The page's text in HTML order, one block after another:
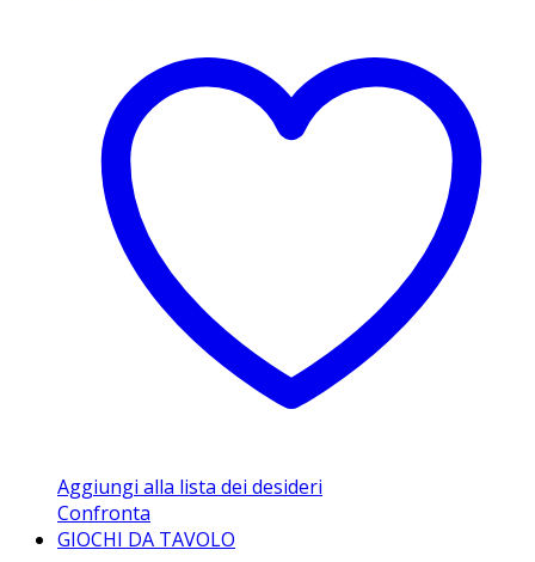
Aggiungi alla lista dei desideri
Confronta
GIOCHI DA TAVOLO